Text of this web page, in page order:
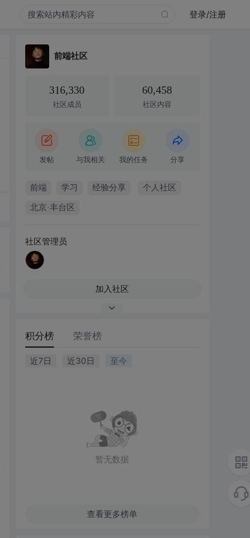
登录/注册
前端社区
316,330
社区成员
60,458
社区内容
发帖 与我相关 我的任务 分享
前端 学习 经验分享 个人社区
北京·丰台区
社区管理员
加入社区
积分榜 荣誉榜
近7日 近30日 至今
暂无数据
查看更多榜单